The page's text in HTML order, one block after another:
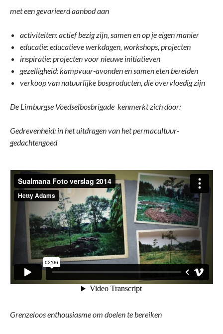
met een gevarieerd aanbod aan
activiteiten: actief bezig zijn, samen en op je eigen manier
educatie: educatieve werkdagen, workshops, projecten
inspiratie: projecten voor nieuwe initiatieven
gezelligheid: kampvuur-avonden en samen eten bereiden
verkoop van natuurlijke bosproducten, die overvloedig zijn
De Limburgse Voedselbosbrigade kenmerkt zich door:
Gedrevenheid: in het uitdragen van het permacultuur-
gedachtengoed
Grenzeloos enthousiasmeom doelen te bereiken